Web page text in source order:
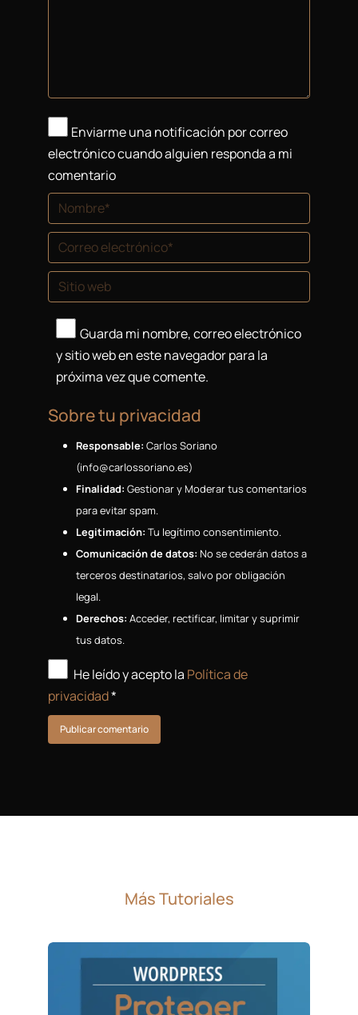
Enviarme una notificación por correo
electrónico cuando alguien responda a mi
comentario
Nombre *
Correo electrónico *
Sitio web
Guarda mi nombre, correo electrónico
y sitio web en este navegador para la
próxima vez que comente.
Sobre tu privacidad
Responsable: Carlos Soriano
(se.onairossolrac@ofni)
Finalidad: Gestionar y Moderar tus comentarios
para evitar spam.
Legitimación: Tu legítimo consentimiento.
Comunicación de datos: No se cederán datos a
terceros destinatarios, salvo por obligación
legal.
Derechos: Acceder, rectificar, limitar y suprimir
tus datos.
He leído y acepto la Política de
privacidad*
Publicar comentario
Más Tutoriales